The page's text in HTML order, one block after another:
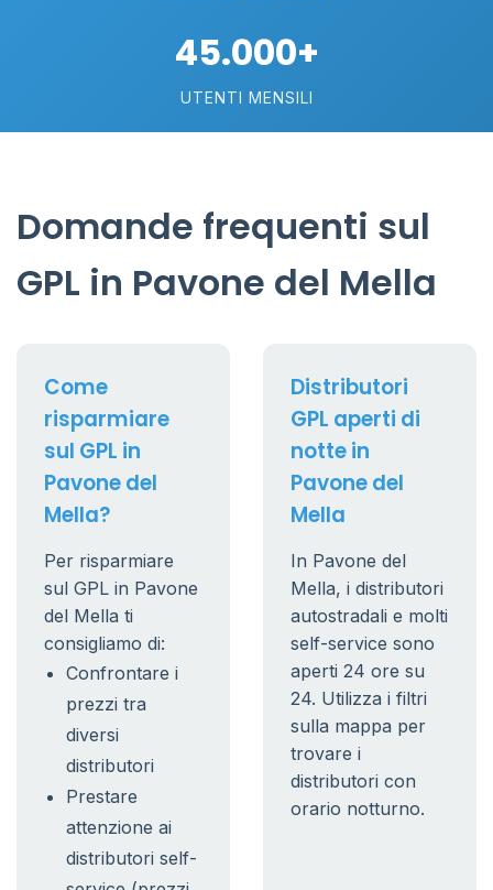
45.000+
UTENTI MENSILI
Domande frequenti sul
GPL in Pavone del Mella
Come
risparmiare
sul GPL in
Pavone del
Mella?
Per risparmiare
sul GPL in Pavone
del Mella ti
consigliamo di:
Confrontare i
prezzi tra
diversi
distributori
Prestare
attenzione ai
distributori self-
Distributori
GPL aperti di
notte in
Pavone del
Mella
In Pavone del
Mella, i distributori
autostradali e molti
self-service sono
aperti 24 ore su
24. Utilizza i filtri
sulla mappa per
trovare i
distributori con
orario notturno.